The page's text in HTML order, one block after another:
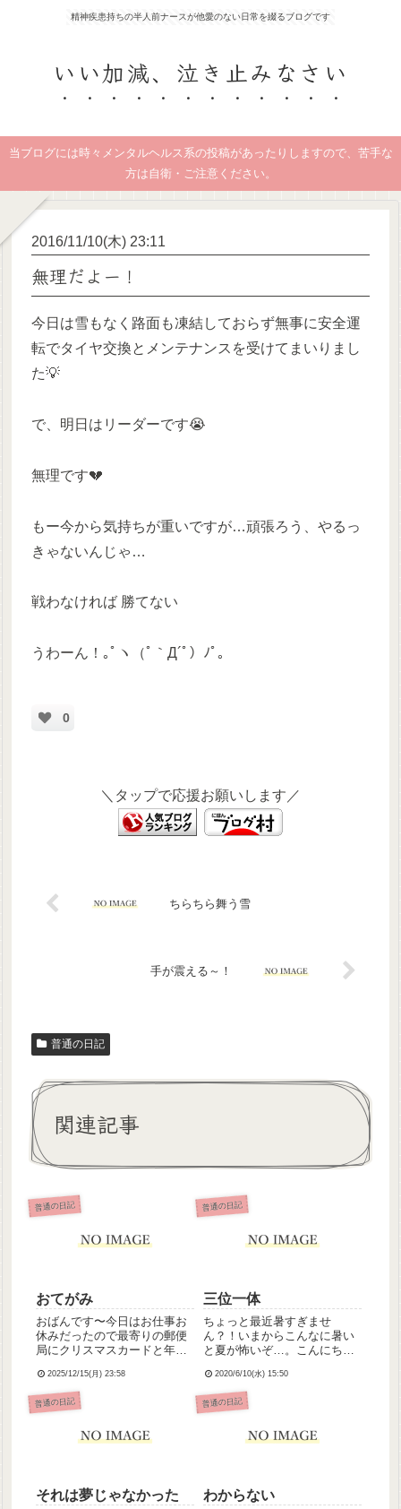
精神疾患持ちの半人前ナースが他愛のない日常を綴るブログです
いい加減、泣き止みなさい
当ブログには時々メンタルヘルス系の投稿があったりしますので、苦手な
方は自衛・ご注意ください。
2016/11/10(木) 23:11
無理だよー！
今日は雪もなく路面も凍結しておらず無事に安全運
転でタイヤ交換とメンテナンスを受けてまいりまし
た💡
で、明日はリーダーです😭
無理です💔
もー今から気持ちが重いですが…頑張ろう、やるっ
きゃないんじゃ…
戦わなければ 勝てない
うわーん！｡ﾟヽ（ﾟ｀Д´ﾟ）ﾉﾟ｡
0
＼タップで応援お願いします／
ちらちら舞う雪
手が震える～！
普通の日記
関連記事
普通の日記
おてがみ
おばんです〜今日はお仕事お
休みだったので最寄りの郵便
局にクリスマスカードと年賀
すが、年金支給日だからか駐
車場いっぱいで停められず、
若干駐車場広めの本局まで行
ぼ埋まってたけど空き見つけ
2025/12/15(月) 23:58
普通の日記
三位一体
ちょっと最近暑すぎませ
ん？！いまからこんなに暑い
と夏が怖いぞ…。こんにち
小埜寺です。仕事行けるか家
族に心配されながら出勤した
んですが、なんとか大丈夫で
利用者さんの通院介助で、後
2020/6/10(水) 15:50
普通の日記
それは夢じゃなかった
普通の日記
わからない